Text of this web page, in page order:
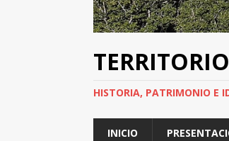
HISTORIA, PATRIMONIO E
INICIO